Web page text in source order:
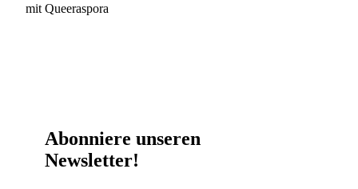
mit Queeraspora
Abonniere unseren
Newsletter!